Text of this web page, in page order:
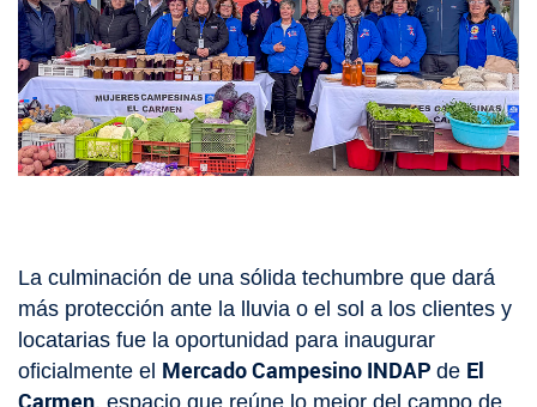
Oficina virtual de atención ciudadana
Indicadores de Gestión
Trabaje en INDAP
Programa de Alianzas Productivas
Crédito Corto Plazo
Ver todos los Programas
Concursos de Fomento
Biobío
Magallanes
Seminarios
Biblioteca
Contacto de Prensa
Podcast
Fotografía
La culminación de una sólida techumbre que dará
más protección ante la lluvia o el sol a los clientes y
locatarias fue la oportunidad para inaugurar
oficialmente el Mercado Campesino INDAP de El